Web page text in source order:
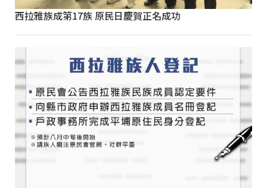
西拉雅族成第17族 原民日慶賀正名成功